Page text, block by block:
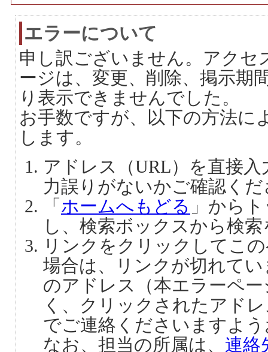
エラーについて
申し訳ございません。アクセ
ージは、変更、削除、掲示期
り表示できませんでした。
お手数ですが、以下の方法に
します。
アドレス（URL）を直接
力誤りがないかご確認く
「 ホームへもどる 」から
し、検索ボックスから検
リンクをクリックしてこ
場合は、リンクが切れて
のアドレス（本エラーペ
く、クリックされたアド
でご連絡くださいますよ
なお、担当の所属は、 連絡